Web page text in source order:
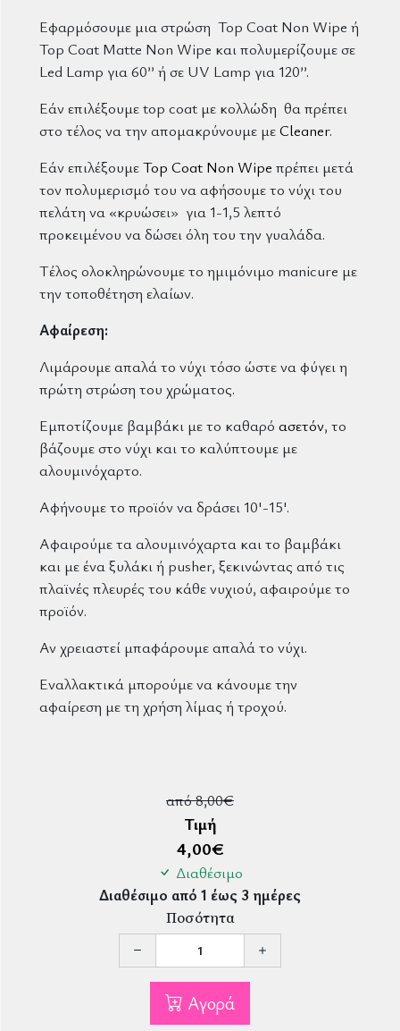
Εφαρμόσουμε μια στρώση Top Coat Non Wipe ή
Top Coat Matte Non Wipe και πολυμερίζουμε σε
Led Lamp για 60’’ ή σε UV Lamp για 120’’.
Εάν επιλέξουμε top coat με κολλώδη θα πρέπει
στο τέλος να την απομακρύνουμε μεCleaner.
Εάν επιλέξουμεTop Coat Non Wipe πρέπει μετά
τον πολυμερισμό του να αφήσουμε το νύχι του
πελάτη να «κρυώσει» για 1-1,5 λεπτό
προκειμένου να δώσει όλη του την γυαλάδα.
Τέλος ολοκληρώνουμε το ημιμόνιμο manicure με
την τοποθέτηση ελαίων.
Αφαίρεση:
Λιμάρουμε απαλά το νύχι τόσο ώστε να φύγει η
πρώτη στρώση του χρώματος.
Εμποτίζουμε βαμβάκι με το καθαρό ασετόν, το
βάζουμε στο νύχι και το καλύπτουμε με
αλουμινόχαρτο.
Αφήνουμε το προϊόν να δράσει 10'-15'.
Αφαιρούμε τα αλουμινόχαρτα και το βαμβάκι
και με ένα ξυλάκι ή pusher, ξεκινώντας από τις
πλαϊνές πλευρές του κάθε νυχιού, αφαιρούμε το
προϊόν.
Αν χρειαστεί μπαφάρουμε απαλά το νύχι.
Εναλλακτικά μπορούμε να κάνουμε την
αφαίρεση με τη χρήση λίμας ή τροχού.
από 8,00€
Τιμή
4,00€
Διαθέσιμο
Διαθέσιμο από 1 έως 3 ημέρες
Ποσότητα
Αγορά